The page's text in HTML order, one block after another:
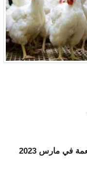
ويأتي الاجتماع في إطار دراسة سبل تنفيذ قرارات مجلس الوزراء المنعقد في مدينة النعمة في مارس 2023